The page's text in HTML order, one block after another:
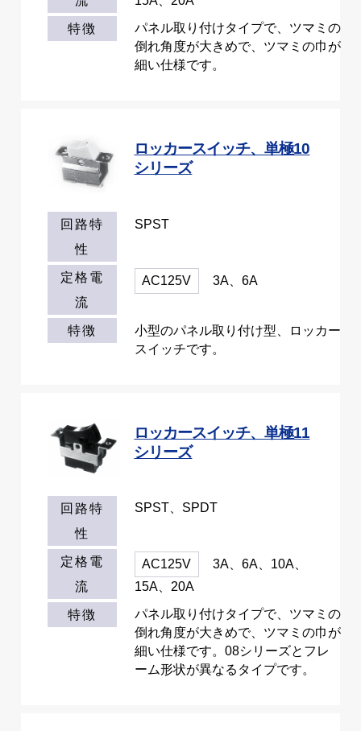
特徴
パネル取り付けタイプで、ツマミの
倒れ角度が大きめで、ツマミの巾が
細い仕様です。
ロッカースイッチ、単極10
シリーズ
回路特
性
SPST
定格電
流
AC125V 3A、6A
特徴
小型のパネル取り付け型、ロッカー
スイッチです。
ロッカースイッチ、単極11
シリーズ
回路特
性
SPST、SPDT
定格電
流
AC125V
3A、6A、10A、
15A、20A
特徴
パネル取り付けタイプで、ツマミの
倒れ角度が大きめで、ツマミの巾が
細い仕様です。08シリーズとフレ
ーム形状が異なるタイプです。